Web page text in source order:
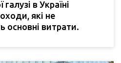
в Україні
які не
основні витрати.